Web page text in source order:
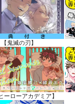
新｜2025.12.30 掲載）
掲載）
【鬼滅の刃】
ーローアカデミア】